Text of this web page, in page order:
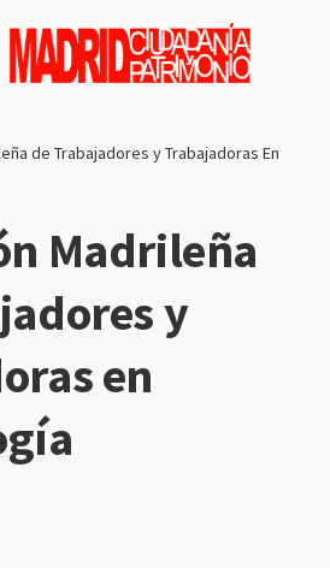
de Trabajadores y Trabajadoras En
Madrileña
y
en